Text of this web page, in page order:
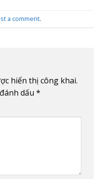
a comment.
hiển thị công khai.
dấu *